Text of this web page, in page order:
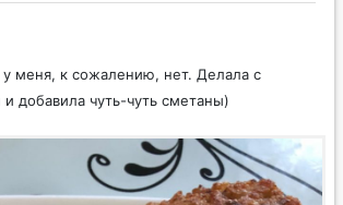
у меня, к сожалению, нет. Делала с
добавила чуть-чуть сметаны)